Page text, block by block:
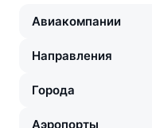
Авиакомпании
Направления
Города
Аэропорты